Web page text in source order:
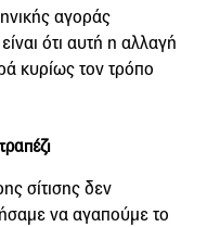
αγοράς
ότι αυτή η αλλαγή
κυρίως τον τρόπο
σίτισης δεν
να αγαπούμε το